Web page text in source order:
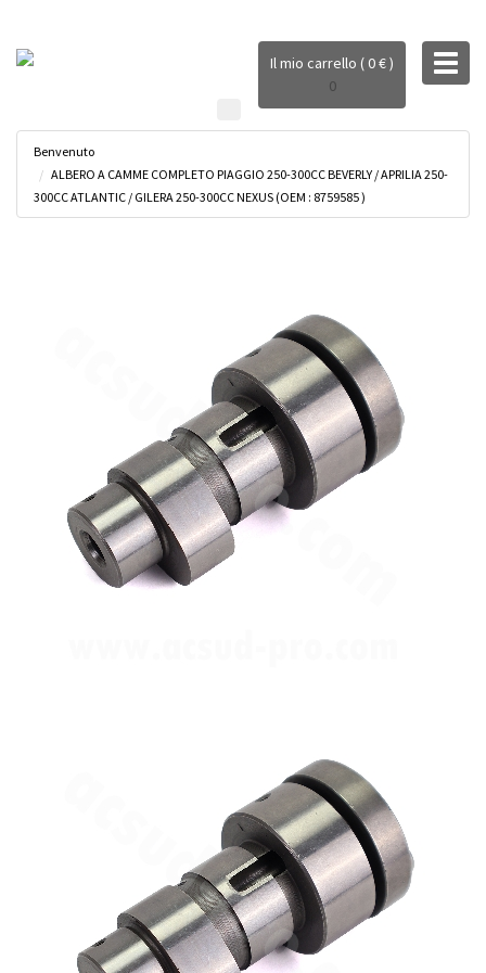
Il mio carrello ( 0 € )
0
Benvenuto
ALBERO A CAMME COMPLETO PIAGGIO 250-300CC BEVERLY / APRILIA 250-
300CC ATLANTIC / GILERA 250-300CC NEXUS (OEM : 8759585 )